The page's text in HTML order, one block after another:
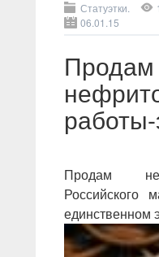
Статуэтки.
06.01.15
Продам
Продам
Российского
единственном